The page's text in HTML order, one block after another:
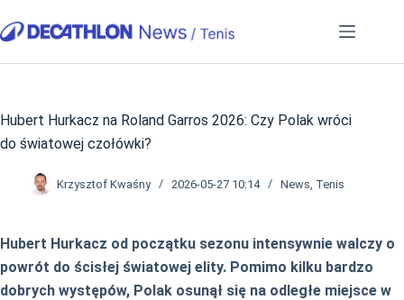
do
Hubert Hurkacz na Roland Garros 2026: Czy Polak wróci
do światowej czołówki?
Krzysztof Kwaśny 2026-05-27 10:14 News Tenis
Hubert Hurkacz od początku sezonu intensywnie walczy o
powrót do ścisłej światowej elity. Pomimo kilku bardzo
dobrych występów, Polak osunął się na odległe miejsce w